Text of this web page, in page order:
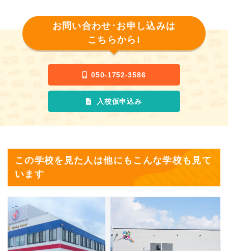
お問い合わせ･お申し込みは
こちらから!
050-1752-3586
入校仮申込み
この学校を見た人は他にもこんな学校も見て
います